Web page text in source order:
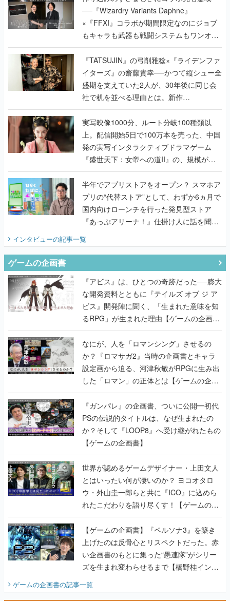
──『Wizardry Variants Daphne』
×『FFXI』コラボが期間限定なのにジョブ
もキャラも武器も戦闘システムもワンオフ
で作り込まれた理由を両ディレクターに聞
く
『TATSUJIN』の弓削雅稔×『ライデンファ
イターズ』の齋藤貴幸──かつて縦シュー全
盛期を支えていた2人が、30年後に同じ会
社で机を並べる理由とは。新作
『TATSUJIN EXTREME』で初タッグを組
んだレジェンド2人に訊く開発秘話
実写映像1000分、ルート分岐100種類以
上。配信開始5日で100万本を売った、中国
発の実写インタラクティブドラマゲーム
『盛世天下：女帝への道II』の、規模が違
うこだわりをプロデューサーに聞いた
半年でアプリストアをオープン？ スマホア
プリの“代替ストア”として、わずか6ヵ月で
国内向けローンチを行った発見型ストア
『あっぷアリーナ！』仕掛け人に話を聞い
インタビューの記事一覧
ゲームの企画書
『アビス』は、ひとつの奇跡だった──膨大
な開発資料とともに『テイルズ オブ ジ ア
ビス』開発陣に聞く、「生まれた意味を知
るRPG」が生まれた理由【ゲームの企画
書】
なにが、人を「ロマンシング」させるの
か？『ロマサガ2』当時の企画書とキャラ
設定画から迫る、河津秋敏がRPGに生み出
した「ロマン」の正体とは【ゲームの企画
書】
『ガンパレ』の企画書、ついに公開━初代
PSの伝説的タイトルは、なぜ生まれたの
か？そして『LOOP8』へ受け継がれたもの
【ゲームの企画書】
世界が認めるゲームデザイナー・上田文人
とはいったい何が凄いのか？ ヨコオタロ
ウ・外山圭一郎らと共に『ICO』に込めら
れたこだわりを語り尽くす！【ゲームの企
画書】
【ゲームの企画書】『ペルソナ3』を築き
上げたのは反骨心とリスペクトだった。赤
い企画書のもとに集った“愚連隊”がシリー
ズを生まれ変わらせるまで【橋野桂インタ
ゲームの企画書の記事一覧